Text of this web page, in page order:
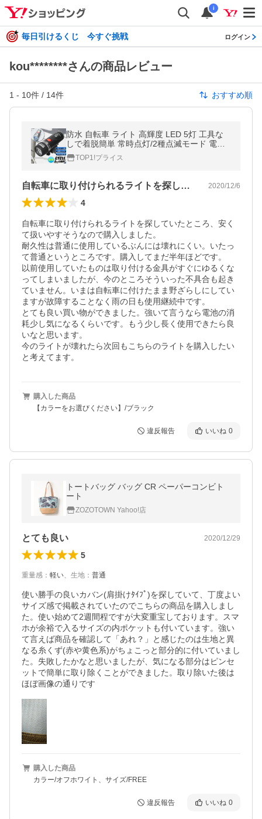
i
毎日引けるくじ 今すぐ挑戦 ログイン
kou********さんの商品レビュー
1 - 10件 / 14件 おすすめ順
防水 自転車 ライト 高輝度 LED 5灯 工具な
しで着脱簡単 常時点灯/2種点滅モード 電池
式 ヘッドライト 前照灯 送料無料/定形外 S◇
5LED 防水サイクルライト
TOP1!プライス
自転車に取り付けられるライトを探してい… 2020/12/6
4
自転車に取り付けられるライトを探していたところ、安く
て扱いやすそうなので購入しました。
耐久性は普通に使用しているぶんには壊れにくい。いたっ
て普通というところです。購入してまだ半年ほどです。
以前使用していたものは取り付ける金具がすぐにゆるくな
ってしまいましたが、今のところそういった不具合も起き
ていません。いまは自転車に付けたまま野ざらしにしてい
ますが故障することなく雨の日も使用継続中です。
とても良い買い物ができました。強いて言うなら電池の消
耗少し気になるくらいです。もう少し長く使用できたら良
いなと思います。
今のライトが壊れたら次回もこちらのライトを購入したい
と考えてます。
購入した商品
【カラーをお選びください】/ブラック
違反報告 いいね 0
トートバッグ バッグ CR ペーパーコンビト
ート
ZOZOTOWN Yahoo!店
とても良い 2020/12/29
5
重量感 ： 軽い、 生地 ： 普通
使い勝手の良いカバン(肩掛けﾀｲﾌﾟ)を探していて、丁度よい
サイズ感で掲載されていたのでこちらの商品を購入しまし
た。使い始めて2週間程ですが大変重宝しております。スマ
ホが余裕で入るサイズの内ポケットも付いています。強い
て言えば商品を確認して「あれ？」と感じたのは生地と異
なる糸くず(赤や黄色系)がちょこっと部分的に付いていまし
た。失敗したかなと思いましたが、気になる部分はピンセ
ットで簡単に取り除くことができました。取り除いた後は
ほぼ画像の通りです
購入した商品
カラー/オフホワイト、サイズ/FREE
違反報告 いいね 0